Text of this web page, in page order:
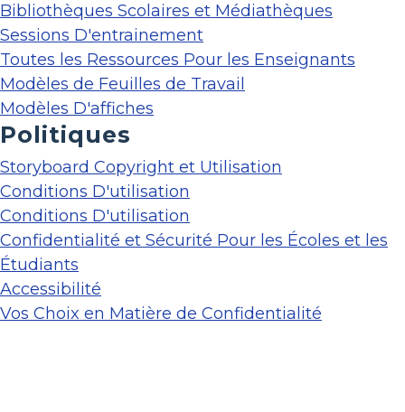
Bibliothèques Scolaires et Médiathèques
Sessions D'entrainement
Toutes les Ressources Pour les Enseignants
Modèles de Feuilles de Travail
Modèles D'affiches
Politiques
Storyboard Copyright et Utilisation
Conditions D'utilisation
Conditions D'utilisation
Confidentialité et Sécurité Pour les Écoles et les
Étudiants
Accessibilité
Vos Choix en Matière de Confidentialité